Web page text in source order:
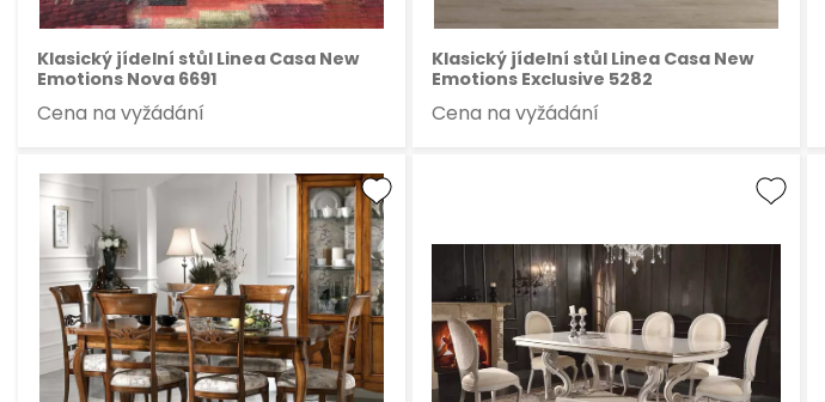
Klasický jídelní stůl Linea Casa New
Emotions Nova 6691
Cena na vyžádání
Klasický jídelní stůl Linea Casa New
Emotions Exclusive 5282
Cena na vyžádání